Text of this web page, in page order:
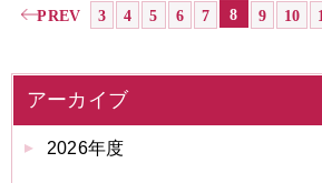
PREV 3 4 5 6 7 8 9 10
アーカイブ
2026年度